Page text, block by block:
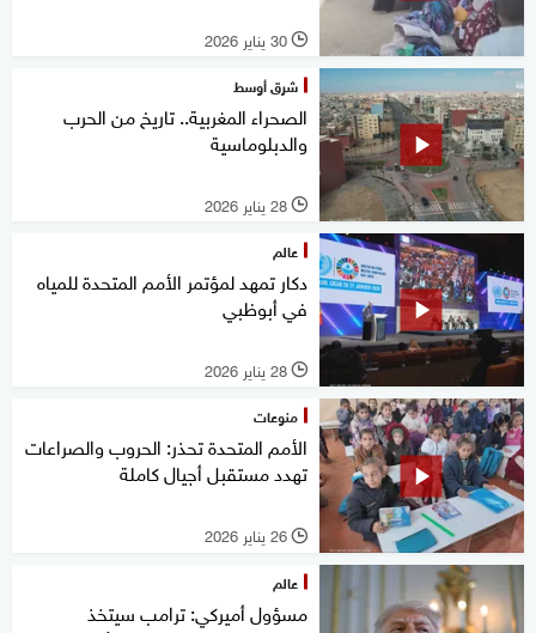
l 30 يناير 2026
شرق أوسط
الصحراء المغربية.. تاريخ من الحرب
والدبلوماسية
l 28 يناير 2026
عالم
دكار تمهد لمؤتمر الأمم المتحدة للمياه
في أبوظبي
l 28 يناير 2026
منوعات
الأمم المتحدة تحذر: الحروب والصراعات
تهدد مستقبل أجيال كاملة
l 26 يناير 2026
عالم
مسؤول أميركي: ترامب سيتخذ